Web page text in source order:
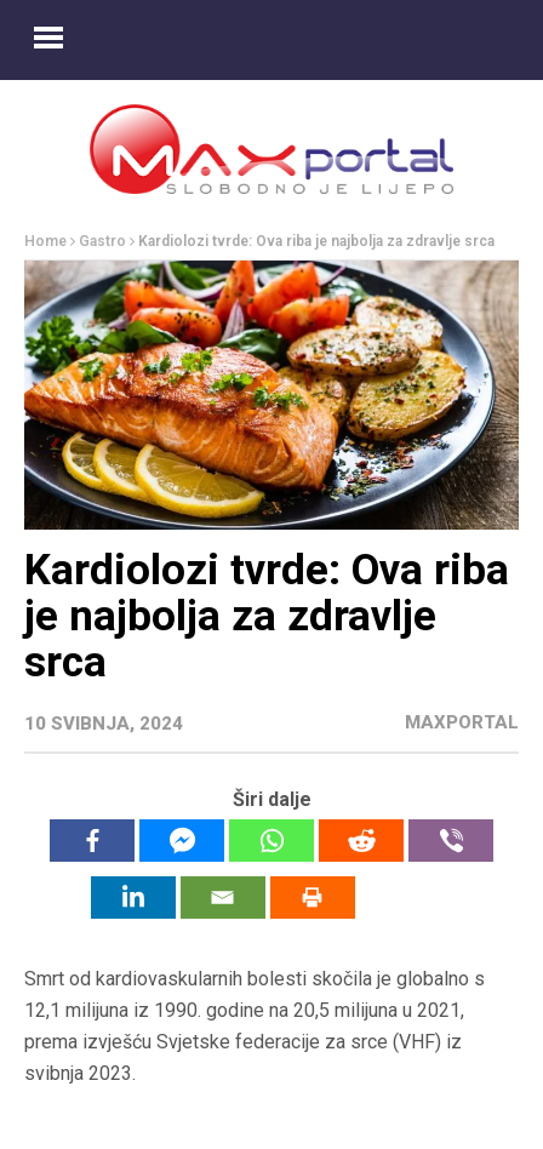
Home Gastro Kardiolozi tvrde: Ova riba je najbolja za zdravlje srca
Kardiolozi tvrde: Ova riba
je najbolja za zdravlje
srca
10 SVIBNJA, 2024 MAXPORTAL
Širi dalje
Smrt od kardiovaskularnih bolesti skočila je globalno s
12,1 milijuna iz 1990. godine na 20,5 milijuna u 2021,
prema izvješću Svjetske federacije za srce (VHF) iz
svibnja 2023.